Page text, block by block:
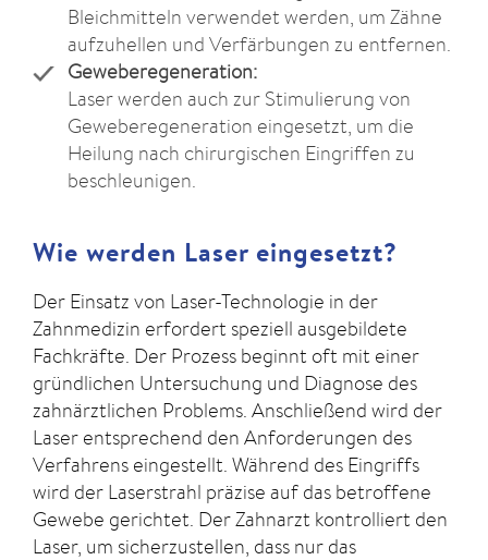
Bleichmitteln verwendet werden, um Zähne
aufzuhellen und Verfärbungen zu entfernen.
Geweberegeneration:
Laser werden auch zur Stimulierung von
Geweberegeneration eingesetzt, um die
Heilung nach chirurgischen Eingriffen zu
beschleunigen.
Wie werden Laser eingesetzt?
Der Einsatz von Laser-Technologie in der
Zahnmedizin erfordert speziell ausgebildete
Fachkräfte. Der Prozess beginnt oft mit einer
gründlichen Untersuchung und Diagnose des
zahnärztlichen Problems. Anschließend wird der
Laser entsprechend den Anforderungen des
Verfahrens eingestellt. Während des Eingriffs
wird der Laserstrahl präzise auf das betroffene
Gewebe gerichtet. Der Zahnarzt kontrolliert den
Laser, um sicherzustellen, dass nur das